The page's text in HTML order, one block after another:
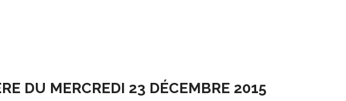
DU MERCREDI 23 DÉCEMBRE 2015